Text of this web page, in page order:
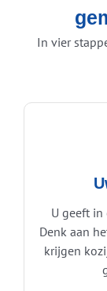
In vier
U geeft in
Denk aan
krijgen